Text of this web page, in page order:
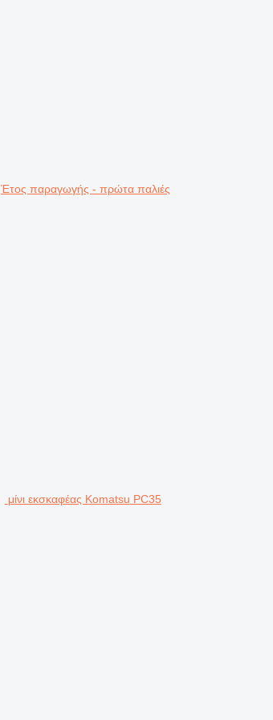
Έτος παραγωγής - πρώτα παλιές
μίνι εκσκαφέας Komatsu PC35